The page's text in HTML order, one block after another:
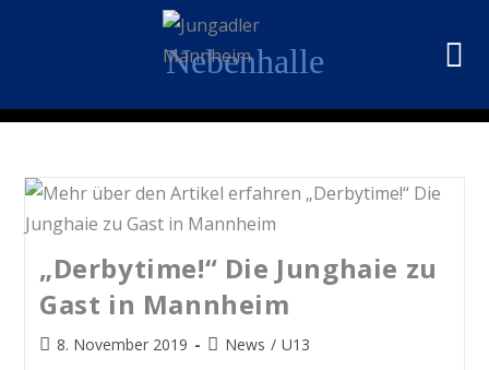
Nebenhalle
„Derbytime!“ Die Junghaie zu
Gast in Mannheim
8. November 2019 News / U13